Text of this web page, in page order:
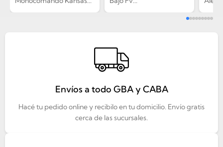
Envíos a todo GBA y CABA
Hacé tu pedido online y recibilo en tu domicilio. Envío gratis
cerca de las sucursales.